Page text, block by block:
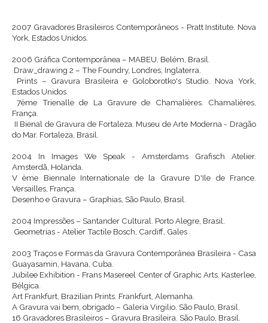
2007 Gravadores Brasileiros Contemporâneos - Pratt Institute. Nova
York, Estados Unidos.
2006 Gráfica Contemporânea – MABEU, Belém, Brasil.
Draw_drawing 2 – The Foundry, Londres, Inglaterra.
Prints – Gravura Brasileira e Goloborotko's Studio. Nova York,
Estados Unidos.
7ème Trienalle de La Gravure de Chamalières. Chamalières,
França.
II Bienal de Gravura de Fortaleza. Museu de Arte Moderna - Dragão
do Mar. Fortaleza, Brasil.
2004
In Images We Speak - Amsterdams Grafisch Atelier.
Amsterdã, Holanda.
V ème Biennale Internationale de la Gravure D'Ile de France.
Versailles, França.
Desenho e Gravura – Graphias, São Paulo, Brasil.
2004 Impressões – Santander Cultural. Porto Alegre, Brasil.
Geometrias - Atelier Tactile Bosch, Cardiff, Gales
2003 Traços e Formas da Gravura Contemporânea Brasileira - Casa
Guayasamin, Havana, Cuba.
Jubilee Exhibition - Frans Masereel Center of Graphic Arts. Kasterlee,
Bélgica.
Art Frankfurt, Brazilian Prints. Frankfurt, Alemanha.
A Gravura vai bem, obrigado – Galeria Virgilio. São Paulo, Brasil.
16 Gravadores Brasileiros – Gravura Brasileira. São Paulo, Brasil.